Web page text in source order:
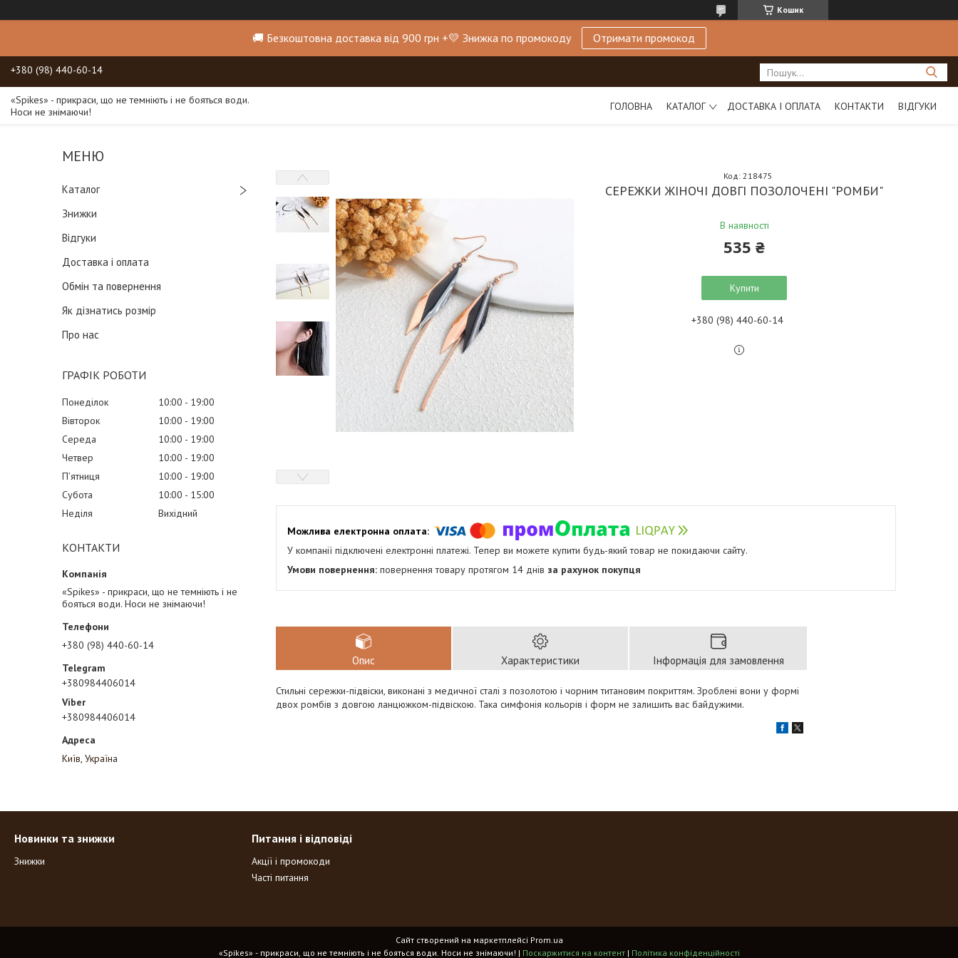
Кошик
🚚 Безкоштовна доставка від 900 грн +💛 Знижка по промокоду Отримати промокод
+380 (98) 440-60-14
«Spikes» - прикраси, що не темніють і не бояться води.
Носи не знімаючи!
ГОЛОВНА КАТАЛОГ ДОСТАВКА І ОПЛАТА КОНТАКТИ ВІДГУКИ
Каталог
Знижки
Відгуки
Доставка і оплата
Обмін та повернення
Як дізнатись розмір
Про нас
ГРАФІК РОБОТИ
Понеділок 10:00
19:00
Вівторок
10:00
19:00
Середа
10:00
19:00
Четвер
10:00
19:00
Пʼятниця
10:00
19:00
Субота
10:00
15:00
Неділя
Вихідний
КОНТАКТИ
«Spikes» - прикраси, що не темніють і не
бояться води. Носи не знімаючи!
+380 (98) 440-60-14
+380984406014
+380984406014
Київ, Україна
СЕРЕЖКИ ЖІНОЧІ ДОВГІ ПОЗОЛОЧЕНІ "РОМБИ"
В наявності
Код: 218475
535 ₴
Купити
+380 (98) 440-60-14
У компанії підключені електронні платежі. Тепер ви можете купити будь-який товар не покидаючи сайту.
повернення товару протягом 14 днів за рахунок покупця
Опис Характеристики Інформація для замовлення
Стильні сережки-підвіски, виконані з медичної сталі з позолотою і чорним титановим покриттям. Зроблені вони у формі
двох ромбів з довгою ланцюжком-підвіскою. Така симфонія кольорів і форм не залишить вас байдужими.
Новинки та знижки
Знижки
Питання і відповіді
Акції і промокоди
Часті питання
Сайт створений на маркетплейсі Prom.ua
«Spikes» - прикраси, що не темніють і не бояться води. Носи не знімаючи! | Поскаржитися на контент | Політика конфіденційності